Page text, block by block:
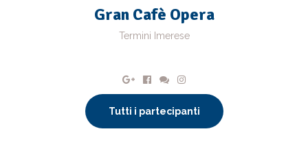
Gran Cafè Opera
Termini Imerese
Tutti i partecipanti